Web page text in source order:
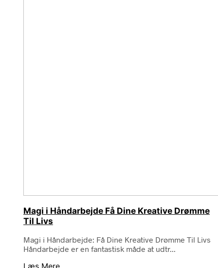
Magi i Håndarbejde Få Dine Kreative Drømme
Til Livs
Magi i Håndarbejde: Få Dine Kreative Drømme Til Livs
Håndarbejde er en fantastisk måde at udtr...
Læs Mere